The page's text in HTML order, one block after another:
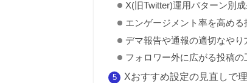
X(旧Twitter)運用パターン別
エンゲージメント率を高める
デマ報告や通報の適切なやり
フォロワー外に広がる投稿の
Xおすすめ設定の見直しで